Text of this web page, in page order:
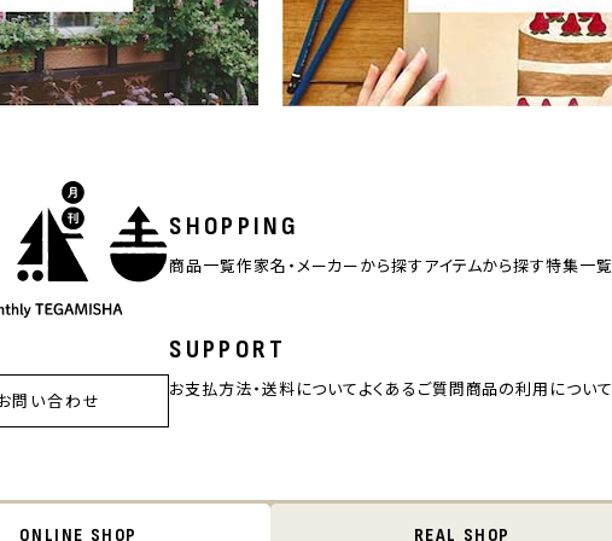
SHOPPING
商品一覧作家名・メーカーから探すアイテムから探す特集一覧
SUPPORT
お支払方法・送料についてよくあるご質問商品の利用について
問い合わせ
ONLINE SHOP REAL SHOP